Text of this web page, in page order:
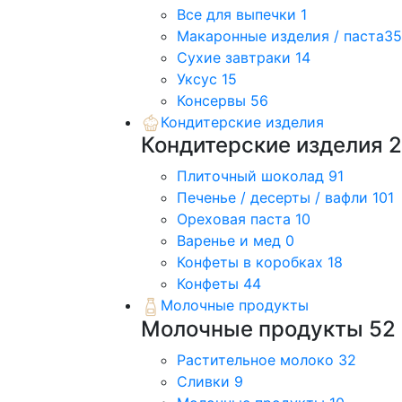
Все для выпечки 1
Макаронные изделия / паста35
Сухие завтраки 14
Уксус 15
Консервы 56
Кондитерские изделия
Кондитерские изделия
Плиточный шоколад 91
Печенье / десерты / вафли 101
Ореховая паста 10
Варенье и мед 0
Конфеты в коробках 18
Конфеты 44
Молочные продукты
Молочные продукты 52
Растительное молоко 32
Сливки 9